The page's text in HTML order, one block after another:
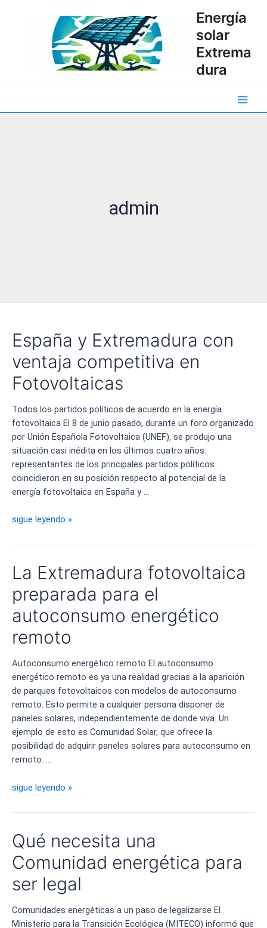
Energía
solar
Extrema
dura
Main
admin
España y Extremadura con
ventaja competitiva en
Fotovoltaicas
Todos los partidos políticos de acuerdo en la energía
fotovoltaica El 8 de junio pasado, durante un foro organizado
por Unión Española Fotovoltaica (UNEF), se produjo una
situación casi inédita en los últimos cuatro años:
representantes de los principales partidos políticos
coincidieron en su posición respecto al potencial de la
energía fotovoltaica en España y …
España
Extremadura
ventaja
en
Fotovoltaicas
sigue leyendo »
La Extremadura fotovoltaica
preparada para el
autoconsumo energético
remoto
Autoconsumo energético remoto El autoconsumo
energético remoto es ya una realidad gracias a la aparición
de parques fotovoltaicos con modelos de autoconsumo
remoto. Esto permite a cualquier persona disponer de
paneles solares, independientemente de donde viva. Un
ejemplo de esto es Comunidad Solar, que ofrece la
posibilidad de adquirir paneles solares para autoconsumo en
remoto. …
La
fotovoltaica
para
el
autoconsumo
energético
sigue leyendo »
Qué necesita una
Comunidad energética para
ser legal
Comunidades energéticas a un paso de legalizarse El
Ministerio para la Transición Ecológica (MITECO) informó que